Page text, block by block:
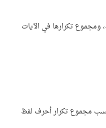
ومجموع تكرارها في الآيات
مجموع تكرار أحرف لفظ